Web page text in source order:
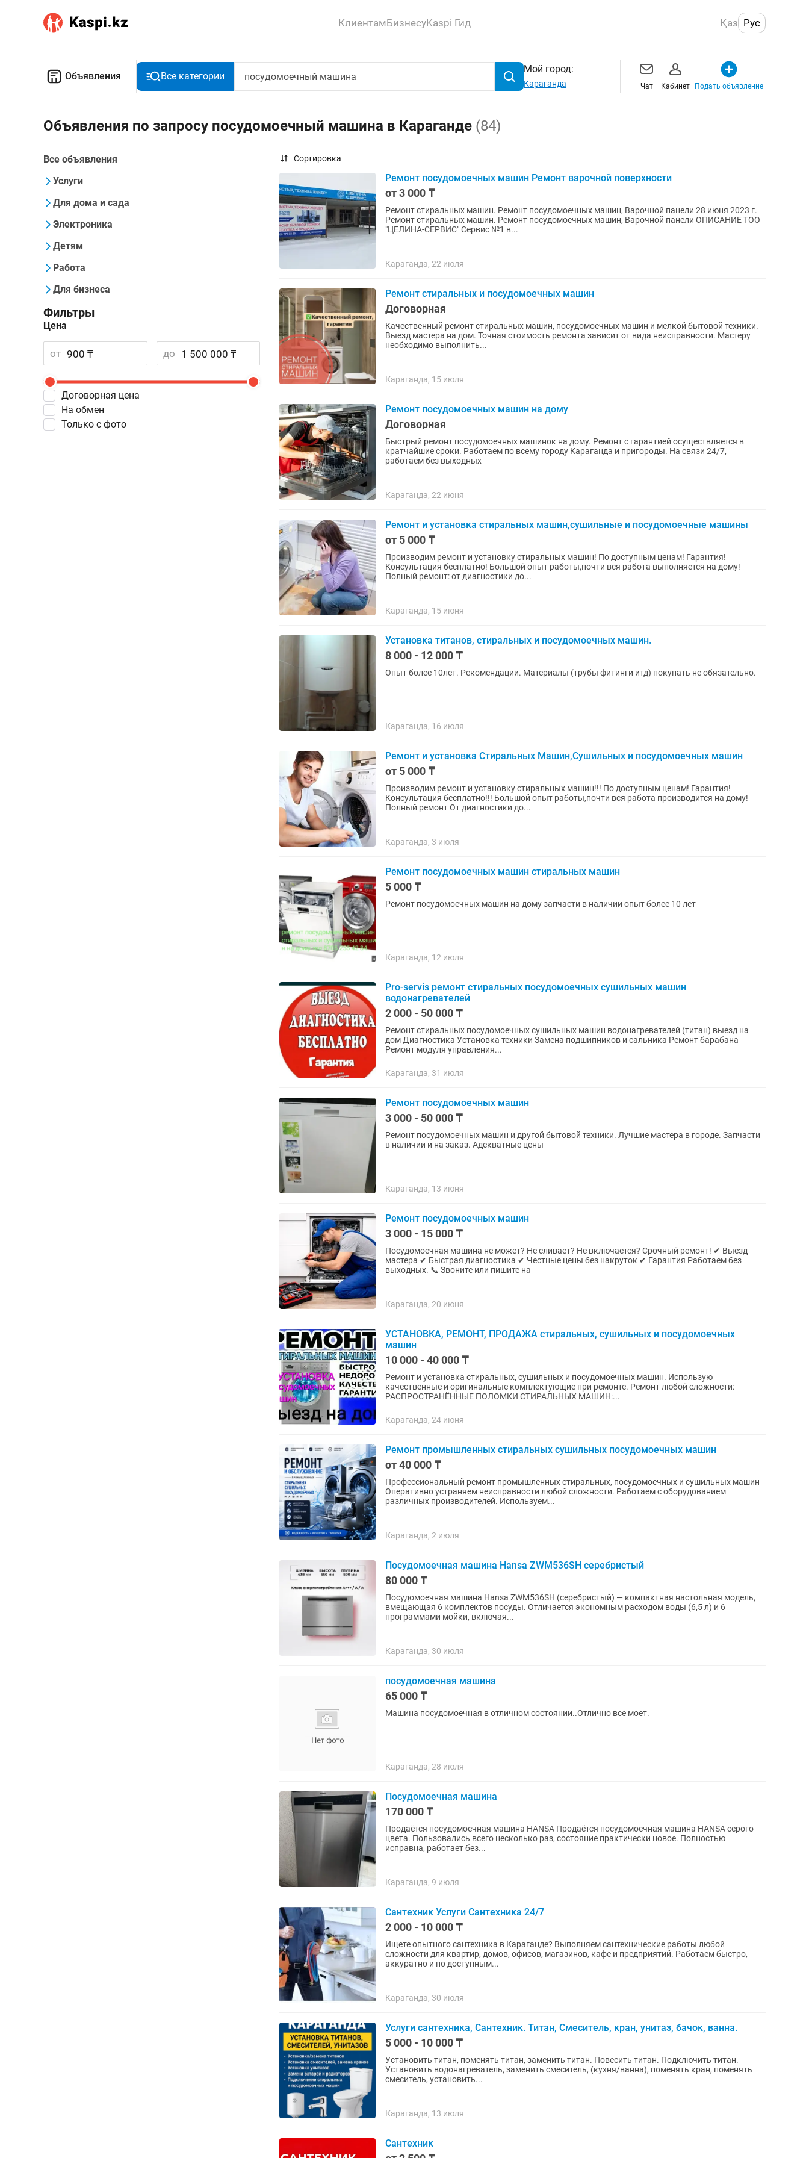
КлиентамБизнесуKaspi Гид Қаз Рус
Объявления Все категории
Мой город:
Караганда Чат Кабинет Подать объявление
Объявления по запросу посудомоечный машина в Караганде (84)
Все объявления
Услуги
Для дома и сада
Электроника
Детям
Работа
Для бизнеса
Фильтры
Цена
от до
Договорная цена
На обмен
Только с фото
Сортировка
Ремонт посудомоечных машин Ремонт варочной поверхности
от 3 000 ₸
Ремонт стиральных машин. Ремонт посудомоечных машин, Варочной панели 28 июня 2023 г.
Ремонт стиральных машин. Ремонт посудомоечных машин, Варочной панели ОПИСАНИЕ ТОО
"ЦЕЛИНА-СЕРВИС" Сервис №1 в...
Караганда, 22 июля
Ремонт стиральных и посудомоечных машин
Договорная
Качественный ремонт стиральных машин, посудомоечных машин и мелкой бытовой техники.
Выезд мастера на дом. Точная стоимость ремонта зависит от вида неисправности. Мастеру
необходимо выполнить...
Караганда, 15 июля
Ремонт посудомоечных машин на дому
Договорная
Быстрый ремонт посудомоечных машинок на дому. Ремонт с гарантией осуществляется в
кратчайшие сроки. Работаем по всему городу Караганда и пригороды. На связи 24/7,
работаем без выходных
Караганда, 22 июня
Ремонт и установка стиральных машин,сушильные и посудомоечные машины
от 5 000 ₸
Производим ремонт и установку стиральных машин! По доступным ценам! Гарантия!
Консультация бесплатно! Большой опыт работы,почти вся работа выполняется на дому!
Полный ремонт: от диагностики до...
Караганда, 15 июня
Установка титанов, стиральных и посудомоечных машин.
8 000 - 12 000 ₸
Опыт более 10лет. Рекомендации. Материалы (трубы фитинги итд) покупать не обязательно.
Караганда, 16 июля
Ремонт и установка Стиральных Машин,Сушильных и посудомоечных машин
от 5 000 ₸
Производим ремонт и установку стиральных машин!!! По доступным ценам! Гарантия!
Консультация бесплатно!!! Большой опыт работы,почти вся работа производится на дому!
Полный ремонт От диагностики до...
Караганда, 3 июля
Ремонт посудомоечных машин стиральных машин
5 000 ₸
Ремонт посудомоечных машин на дому запчасти в наличии опыт более 10 лет
Караганда, 12 июля
Pro-servis ремонт стиральных посудомоечных сушильных машин
водонагревателей
2 000 - 50 000 ₸
Ремонт стиральных посудомоечных сушильных машин водонагревателей (титан) выезд на
дом Диагностика Установка техники Замена подшипников и сальника Ремонт барабана
Ремонт модуля управления...
Караганда, 31 июля
Ремонт посудомоечных машин
3 000 - 50 000 ₸
Ремонт посудомоечных машин и другой бытовой техники. Лучшие мастера в городе. Запчасти
в наличии и на заказ. Адекватные цены
Караганда, 13 июня
Ремонт посудомоечных машин
3 000 - 15 000 ₸
Посудомоечная машина не может? Не сливает? Не включается? Срочный ремонт! ✔ Выезд
мастера ✔ Быстрая диагностика ✔ Честные цены без накруток ✔ Гарантия Работаем без
выходных. 📞 Звоните или пишите на
Караганда, 20 июня
УСТАНОВКА, РЕМОНТ, ПРОДАЖА стиральных, сушильных и посудомоечных
машин
10 000 - 40 000 ₸
Ремонт и установка стиральных, сушильных и посудомоечных машин. Использую
качественные и оригинальные комплектующие при ремонте. Ремонт любой сложности:
РАСПРОСТРАНЁННЫЕ ПОЛОМКИ СТИРАЛЬНЫХ МАШИН:...
Караганда, 24 июня
Ремонт промышленных стиральных сушильных посудомоечных машин
от 40 000 ₸
Профессиональный ремонт промышленных стиральных, посудомоечных и сушильных машин
Оперативно устраняем неисправности любой сложности. Работаем с оборудованием
различных производителей. Используем...
Караганда, 2 июля
Посудомоечная машина Hansa ZWM536SH серебристый
80 000 ₸
Посудомоечная машина Hansa ZWM536SH (серебристый) — компактная настольная модель,
вмещающая 6 комплектов посуды. Отличается экономным расходом воды (6,5 л) и 6
программами мойки, включая...
Караганда, 30 июля
посудомоечная машина
65 000 ₸
Машина посудомоечная в отличном состоянии..Отлично все моет.
Караганда, 28 июля
Посудомоечная машина
170 000 ₸
Продаётся посудомоечная машина HANSA Продаётся посудомоечная машина HANSA серого
цвета. Пользовались всего несколько раз, состояние практически новое. Полностью
исправна, работает без...
Караганда, 9 июля
Сантехник Услуги Сантехника 24/7
2 000 - 10 000 ₸
Ищете опытного сантехника в Караганде? Выполняем сантехнические работы любой
сложности для квартир, домов, офисов, магазинов, кафе и предприятий. Работаем быстро,
аккуратно и по доступным...
Караганда, 30 июля
Услуги сантехника, Сантехник. Титан, Смеситель, кран, унитаз, бачок, ванна.
5 000 - 10 000 ₸
Установить титан, поменять титан, заменить титан. Повесить титан. Подключить титан.
Установить водонагреватель, заменить смеситель, (кухня/ванна), поменять кран, поменять
смеситель, установить...
Караганда, 13 июля
Сантехник